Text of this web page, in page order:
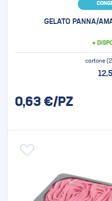
GELATO PANNA/
●
cartone
0,63 €/PZ